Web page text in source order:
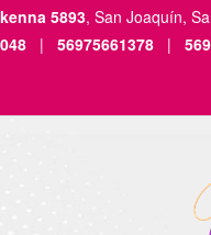
5893, San Joaquín,
| 56975661378 |